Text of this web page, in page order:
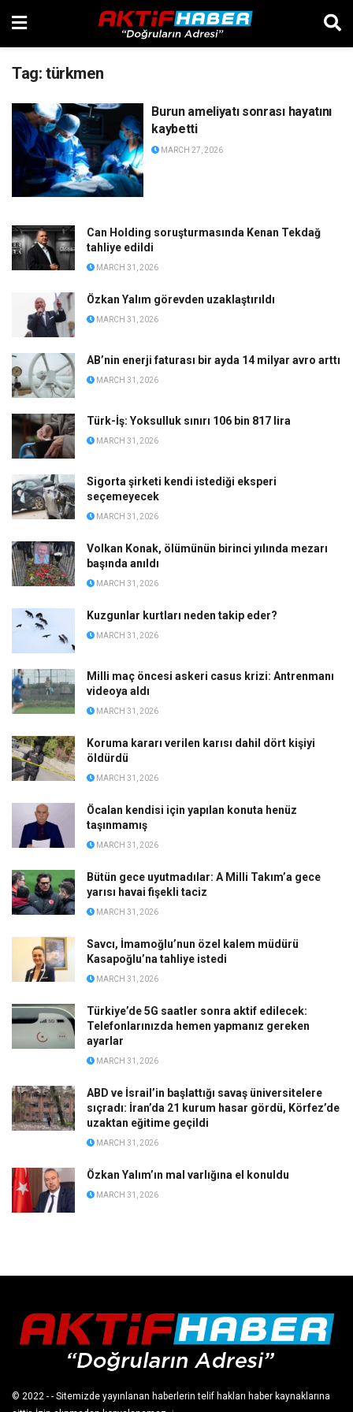
Tag: türkmen
Burun ameliyatı sonrası hayatını
kaybetti
MARCH 27, 2026
Can Holding soruşturmasında Kenan Tekdağ
tahliye edildi
MARCH 31, 2026
Özkan Yalım görevden uzaklaştırıldı
MARCH 31, 2026
AB’nin enerji faturası bir ayda 14 milyar avro arttı
MARCH 31, 2026
Türk-İş: Yoksulluk sınırı 106 bin 817 lira
MARCH 31, 2026
Sigorta şirketi kendi istediği eksperi
seçemeyecek
MARCH 31, 2026
Volkan Konak, ölümünün birinci yılında mezarı
başında anıldı
MARCH 31, 2026
Kuzgunlar kurtları neden takip eder?
MARCH 31, 2026
Milli maç öncesi askeri casus krizi: Antrenmanı
videoya aldı
MARCH 31, 2026
Koruma kararı verilen karısı dahil dört kişiyi
öldürdü
MARCH 31, 2026
Öcalan kendisi için yapılan konuta henüz
taşınmamış
MARCH 31, 2026
Bütün gece uyutmadılar: A Milli Takım’a gece
yarısı havai fişekli taciz
MARCH 31, 2026
Savcı, İmamoğlu’nun özel kalem müdürü
Kasapoğlu’na tahliye istedi
MARCH 31, 2026
Türkiye’de 5G saatler sonra aktif edilecek:
Telefonlarınızda hemen yapmanız gereken
ayarlar
MARCH 31, 2026
ABD ve İsrail’in başlattığı savaş üniversitelere
sıçradı: İran’da 21 kurum hasar gördü, Körfez’de
uzaktan eğitime geçildi
MARCH 31, 2026
Özkan Yalım’ın mal varlığına el konuldu
MARCH 31, 2026
© 2022 - - Sitemizde yayınlanan haberlerin telif hakları haber kaynaklarına